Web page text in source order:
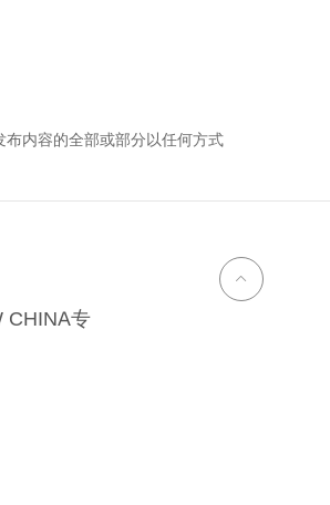
内容的全部或部分以任何方式
CHINA专